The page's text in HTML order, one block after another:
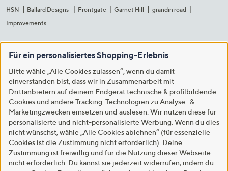
HSN
Ballard Designs Frontgate Garnet Hill
grandin road
Improvements
Für ein personalisiertes Shopping-Erlebnis
Bitte wähle „Alle Cookies zulassen“, wenn du damit
einverstanden bist, dass wir in Zusammenarbeit mit
Drittanbietern auf deinem Endgerät technische & profilbildende
Cookies und andere Tracking-Technologien zu Analyse- &
Marketingzwecken einsetzen und auslesen. Wir nutzen diese für
personalisierte und nicht-personalisierte Werbung. Wenn du dies
nicht wünschst, wähle „Alle Cookies ablehnen“ (für essenzielle
Cookies ist die Zustimmung nicht erforderlich). Deine
Zustimmung ist freiwillig und für die Nutzung dieser Webseite
nicht erforderlich. Du kannst sie jederzeit widerrufen, indem du